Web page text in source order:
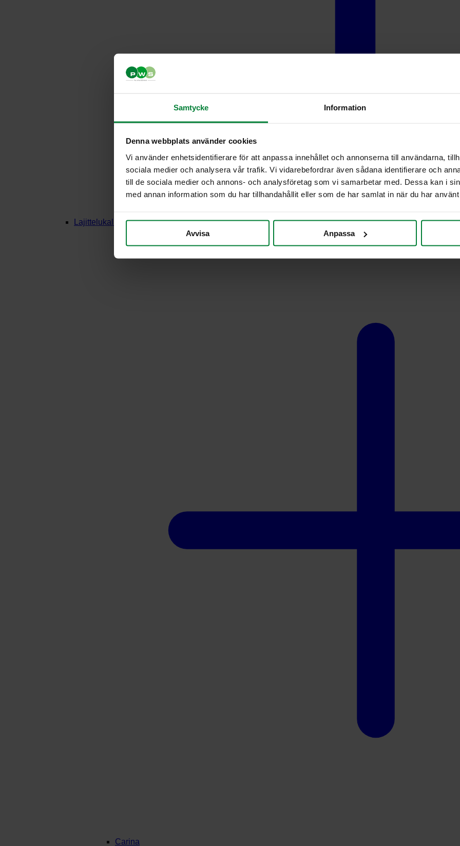
Samtycke Information
Denna webbplats använder cookies
Vi använder enhetsidentifierare för att anpassa innehållet och annonserna till användarna,
sociala medier och analysera vår trafik. Vi vidarebefordrar även sådana identifierare och
till de sociala medier och annons- och analysföretag som vi samarbetar med. Dessa kan i
med annan information som du har tillhandahållit eller som de har samlat in när du har
Avvisa Anpassa
Lajittelukalusteet Puu
Carina